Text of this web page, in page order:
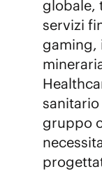
globale,
servizi
gaming,
gruppo